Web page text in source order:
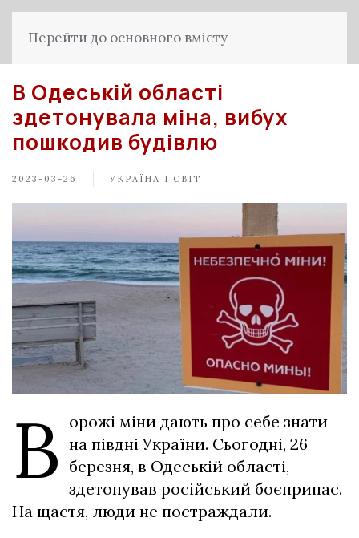
Перейти до основного вмісту
В Одеській області
здетонувала міна, вибух
пошкодив будівлю
2023-03-26 УКРАЇНА І СВІТ
В орожі міни дають про себе знати
на півдні України. Сьогодні, 26
березня, в Одеській області,
здетонував російський боєприпас.
На щастя, люди не постраждали.